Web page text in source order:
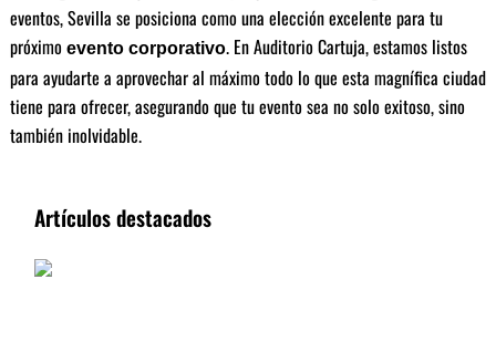
eventos, Sevilla se posiciona como una elección excelente para tu
próximo evento corporativo. En Auditorio Cartuja, estamos listos
para ayudarte a aprovechar al máximo todo lo que esta magnífica ciudad
tiene para ofrecer, asegurando que tu evento sea no solo exitoso, sino
también inolvidable.
Artículos destacados